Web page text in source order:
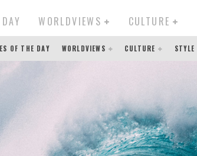
WORLDVIEWS CULTURE
OF THE DAY WORLDVIEWS CULTURE STYLE